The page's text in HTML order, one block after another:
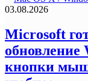
03.08.2026
Microsoft
обновление
кнопки